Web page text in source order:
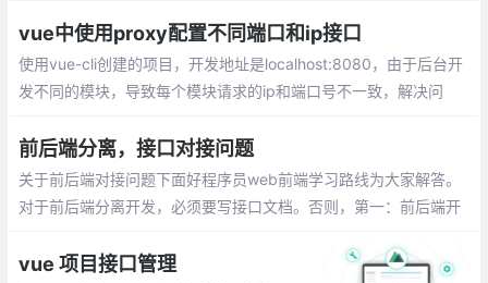
vue中使用proxy配置不同端口和ip接口
使用vue-cli创建的项目，开发地址是localhost:8080，由于后台开
发不同的模块，导致每个模块请求的ip和端口号不一致，解决问
前后端分离，接口对接问题
关于前后端对接问题下面好程序员web前端学习路线为大家解答。
对于前后端分离开发，必须要写接口文档。否则，第一：前后端开
vue 项目接口管理